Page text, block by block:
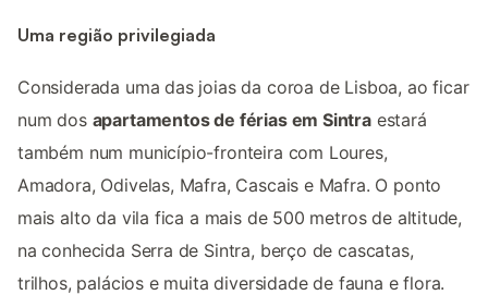
Uma região privilegiada
Considerada uma das joias da coroa de Lisboa, ao ficar
num dos apartamentos de férias em Sintraestará
também num município-fronteira com Loures,
Amadora, Odivelas, Mafra, Cascais e Mafra. O ponto
mais alto da vila fica a mais de 500 metros de altitude,
na conhecida Serra de Sintra, berço de cascatas,
trilhos, palácios e muita diversidade de fauna e flora.